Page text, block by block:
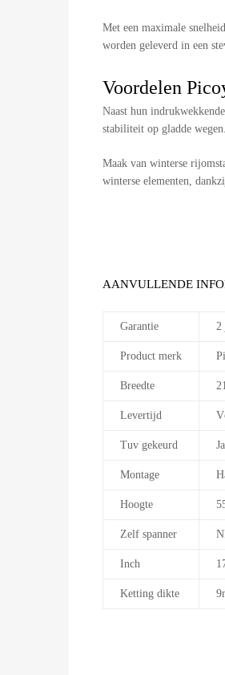
Met een maximale
worden geleverd in een
Voordelen
Naast hun
stabiliteit op gladde
Maak van winterse
winterse elementen,
AANVULLENDE
Garantie 2
Product merk
Breedte
Levertijd
Tuv gekeurd Ja
Montage
Hoogte
Zelf spanner
Inch
Ketting dikte